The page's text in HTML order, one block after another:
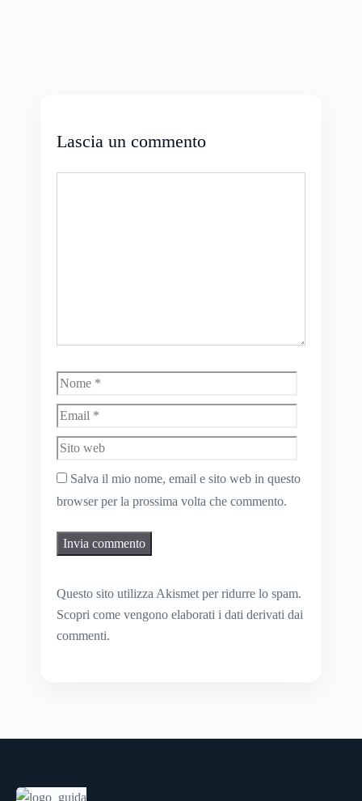
Lascia un commento
Nome
web
Salva il mio nome, email e sito web in questo
browser per la prossima volta che commento.
Questo sito utilizza Akismet per ridurre lo spam.
Scopri come vengono elaborati i dati derivati dai
commenti.